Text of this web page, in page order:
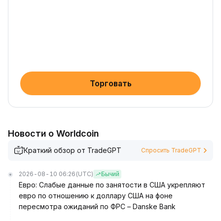
Торговать
Новости о Worldcoin
Краткий обзор от TradeGPT Спросить TradeGPT
2026-08-10 06:26 (UTC) Бычий
Евро: Слабые данные по занятости в США укрепляют
евро по отношению к доллару США на фоне
пересмотра ожиданий по ФРС – Danske Bank